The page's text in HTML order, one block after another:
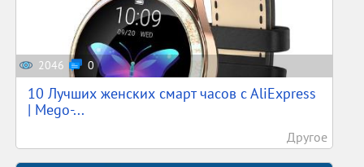
2046 0
10 Лучших женских смарт часов c AliExpress
| Mego-...
Другое